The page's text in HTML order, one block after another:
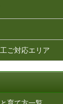
ご対応エリア